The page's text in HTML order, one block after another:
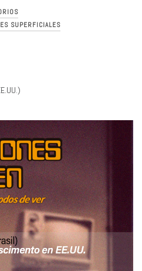
SUPERFICIALES